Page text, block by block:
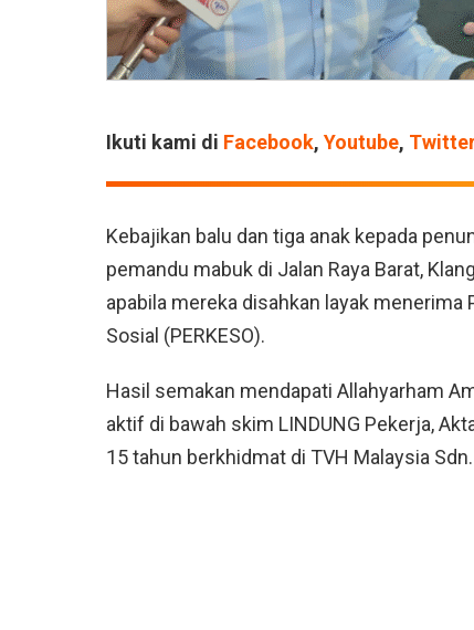
Ikuti kami di Facebook, Youtube, Twitter
Kebajikan balu dan tiga anak kepada
pemandu mabuk di Jalan Raya Barat,
apabila mereka disahkan layak
Sosial (PERKESO).
Hasil semakan mendapati Allahyarham
aktif di bawah skim LINDUNG Pekerja,
15 tahun berkhidmat di TVH Malaysia